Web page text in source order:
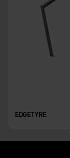
EDGETYRE